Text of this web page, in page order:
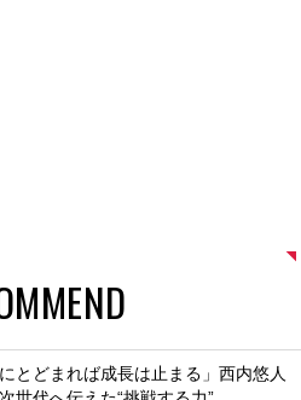
とどまれば成長は止まる」西内悠人